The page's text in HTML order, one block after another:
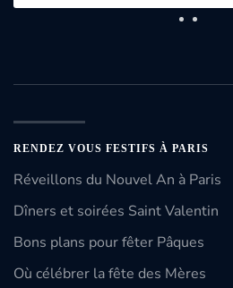
RENDEZ VOUS FESTIFS À PARIS
Réveillons du Nouvel An à Paris
Dîners et soirées Saint Valentin
Bons plans pour fêter Pâques
Où célébrer la fête des Mères